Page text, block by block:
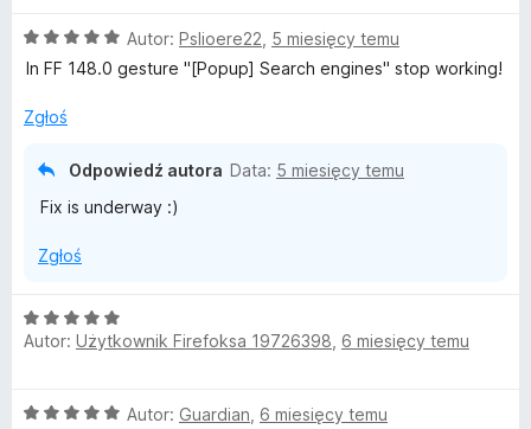
/
5
a
:
/
O
c
n
Autor: Pslioere22 5 miesięcy temu
In FF 148.0 gesture "[Popup] Search engines" stop working!
Zgłoś
Odpowiedź autora Data: 5 miesięcy temu
Fix is underway :)
Zgłoś
O
c
a
Autor: Użytkownik Firefoksa 19726398 6 miesięcy temu
O
Autor: Guardian 6 miesięcy temu